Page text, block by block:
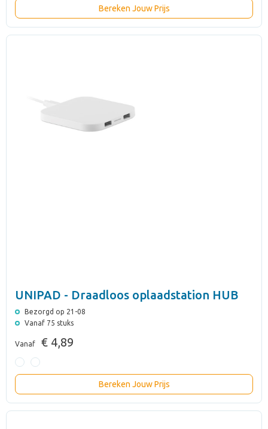
Bereken Jouw Prijs
UNIPAD - Draadloos oplaadstation HUB
Bezorgd op 21-08
Vanaf 75 stuks
Vanaf € 4,89
Bereken Jouw Prijs